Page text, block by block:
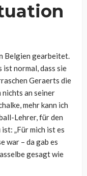
Belgien gearbeitet.
ist normal, dass sie
Geraerts die
nichts an seiner
mehr kann ich
Lehrer, für den
„Für mich ist es
war – da gab es
gesagt wie